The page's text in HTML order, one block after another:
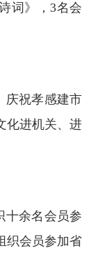
词》，3名会
庆祝孝感建市
化进机关、进
十余名会员参
织会员参加省